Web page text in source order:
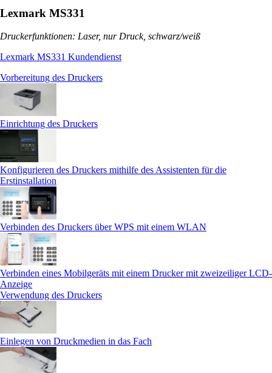
Lexmark MS331
Druckerfunktionen: Laser, nur Druck, schwarz/weiß
Lexmark MS331 Kundendienst
Vorbereitung des Druckers
Einrichtung des Druckers
Konfigurieren des Druckers mithilfe des Assistenten für die
Erstinstallation
Verbinden des Druckers über WPS mit einem WLAN
Verbinden eines Mobilgeräts mit einem Drucker mit zweizeiliger LCD-
Anzeige
Verwendung des Druckers
Einlegen von Druckmedien in das Fach